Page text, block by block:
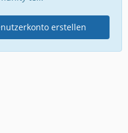
erstellen